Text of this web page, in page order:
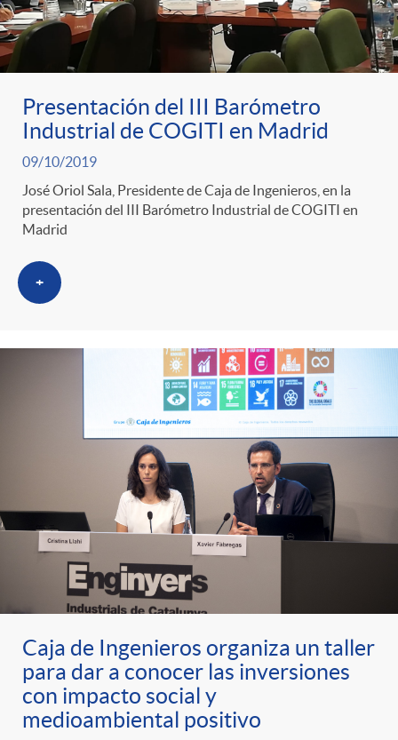
Presentación del III Barómetro
Industrial de COGITI en Madrid
09/10/2019
José Oriol Sala, Presidente de Caja de Ingenieros, en la
presentación del III Barómetro Industrial de COGITI en
Madrid
+
Caja de Ingenieros organiza un taller
para dar a conocer las inversiones
con impacto social y
medioambiental positivo